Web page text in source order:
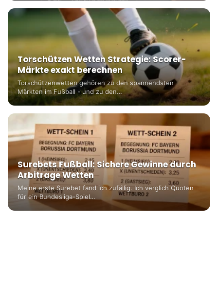
Torschützen Wetten Strategie: Scorer-
Märkte exakt berechnen
Torschützenwetten gehören zu den spannendsten
Märkten im Fußball - und zu den…
Surebets Fußball: Sichere Gewinne durch
Arbitrage Wetten
Meine erste Surebet fand ich zufällig. Ich verglich Quoten
für ein Bundesliga-Spiel…